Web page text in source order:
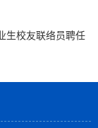
生校友联络员聘任